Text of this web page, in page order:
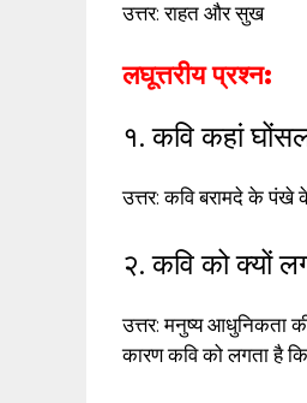
उत्तर: राहत और सुख
लघूत्तरीय प्रश्न:
१. कवि कहां
उत्तर: कवि बरामदे के पंखे
२. कवि को क्यों
उत्तर: मनुष्य आधुनिकता
कारण कवि को लगता है